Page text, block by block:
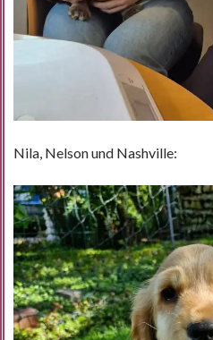
Nila, Nelson und Nashville: